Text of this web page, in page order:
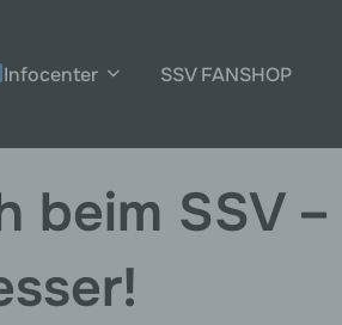
Infocenter SSV FANSHOP
beim SSV